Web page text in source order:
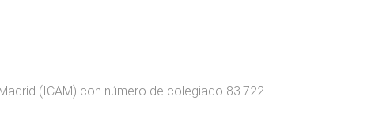
(ICAM) con número de colegiado 83.722.